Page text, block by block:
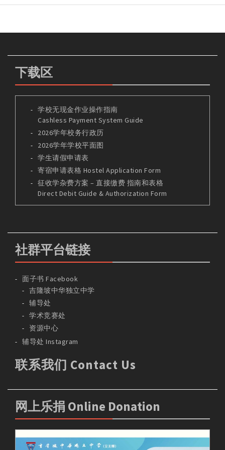
下载区
学校无现金作业操作指南
Cashless Payment System Guide
2026学年校务行政历
2026学年学校平面图
学生请假申请表
寄宿申请表格 Hostel Application Form
征收学杂费方案 – 直接缴费 指南和表格
Direct Debit Guide & Authorization Form
社群平台链接
面子书 Facebook
吉隆坡中华独立中学
辅导处
学术竞赛处
资源中心
辅导处 Instagram
联系我们 Contact Us
网上乐捐 Online Donation